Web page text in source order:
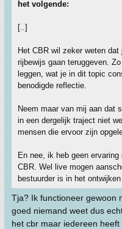
het volgende:
[..]
Het CBR wil zeker weten
rijbewijs gaan teruggeven.
leggen, wat je in dit topic
benodigde reflectie.
Neem maar van mij aan dat
in een dergelijk traject niet
mensen die ervoor zijn
En nee, ik heb geen
CBR. Wel live mogen
bestuurder is in het
Tja? Ik functioneer gewoon
goed niemand weet dus
het cbr maar iedereen